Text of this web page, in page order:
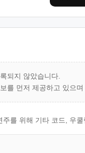
되지 않았습니다.
를 먼저 제공하고 있으
주를 위해 기타 코드, 우